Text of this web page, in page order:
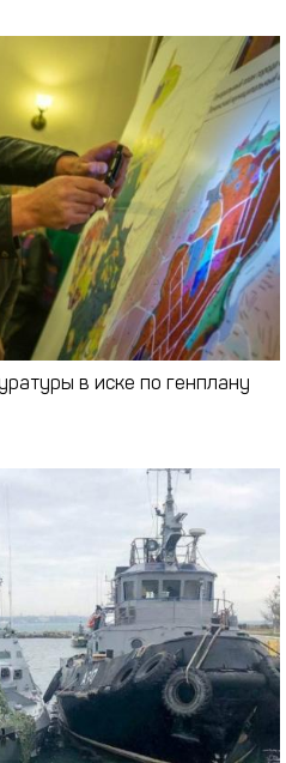
в иске по генплану